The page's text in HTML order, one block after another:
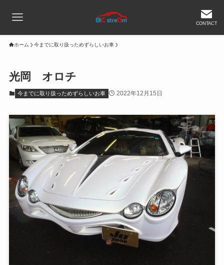
CONTACT
ホーム 今までに取り扱っためずらしいお車
光岡 オロチ
今までに取り扱っためずらしいお車 2022年12月15日